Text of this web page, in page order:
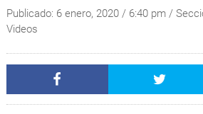
Publicado: 6 enero, 2020/ 6:40 pm /
Videos